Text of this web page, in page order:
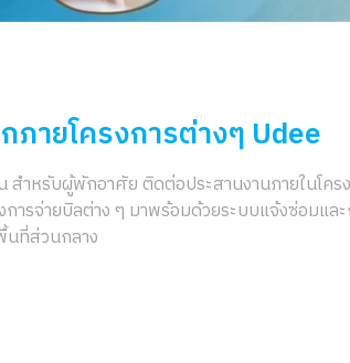
ภายโครงการต่างๆ Udee
หรับผู้พักอาศัย ติดต่อประสานงานภายในโครง
จ่ายบิลต่าง ๆ มาพร้อมด้วยระบบแจ้งซ่อมแล
นที่ส่วนกลาง